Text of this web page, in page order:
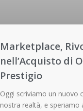
Marketplace,
nell’Acquisto di
Prestigio
Oggi scriviamo un nuovo
nostra realtà, e speriamo